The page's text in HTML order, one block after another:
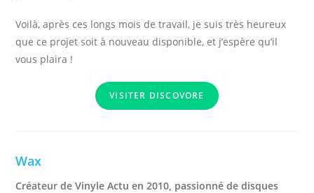
Voilà, après ces longs mois de travail, je suis très heureux
que ce projet soit à nouveau disponible, et j’espère qu’il
vous plaira !
VISITER DISCOVORE
Wax
Créateur de Vinyle Actu en 2010, passionné de disques